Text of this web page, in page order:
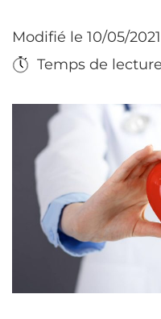
Modifié le 10/05/2021
Temps de